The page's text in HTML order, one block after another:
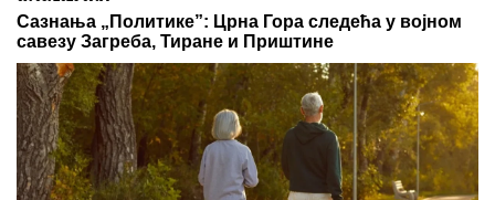
Сазнања „Политике”: Црна Гора следећа у војном
савезу Загреба, Тиране и Приштине